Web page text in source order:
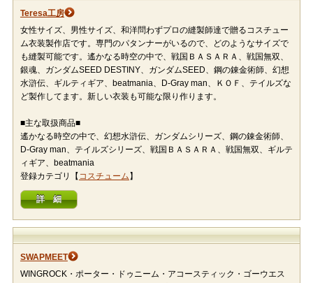
Teresa工房
女性サイズ、男性サイズ、和洋問わずプロの縫製師達で贈るコスチュー
ム衣装製作店です。専門のパタンナーがいるので、どのようなサイズで
も縫製可能です。遙かなる時空の中で、戦国ＢＡＳＡＲＡ、戦国無双、
銀魂、ガンダムSEED DESTINY、ガンダムSEED、鋼の錬金術師、幻想
水滸伝、ギルティギア、beatmania、D-Gray man、ＫＯＦ、テイルズな
ど製作してます。新しい衣装も可能な限り作ります。
■主な取扱商品■
遙かなる時空の中で、幻想水滸伝、ガンダムシリーズ、鋼の錬金術師、
D-Gray man、テイルズシリーズ、戦国ＢＡＳＡＲＡ、戦国無双、ギルテ
ィギア、beatmania
登録カテゴリ【 コスチューム 】
詳 細
SWAPMEET
WINGROCK・ポーター・ドゥニーム・アコースティック・ゴーウエス